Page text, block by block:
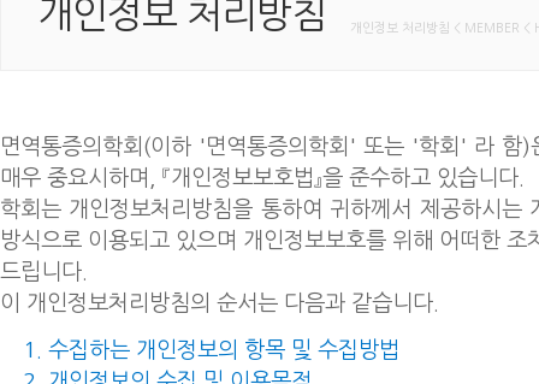
개인정보 처리방침 개인정보 처리방침 < MEMBER <
면역통증의학회(이하 '면역통증의학회' 또는 '학회' 라 함)
매우 중요시하며, 『개인정보보호법』을 준수하고 있습니다.
학회는 개인정보처리방침을 통하여 귀하께서 제공하시는
방식으로 이용되고 있으며 개인정보보호를 위해 어떠한 조
드립니다.
이 개인정보처리방침의 순서는 다음과 같습니다.
수집하는 개인정보의 항목 및 수집방법